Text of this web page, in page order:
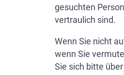
gesuchten
vertraulich sind.
Wenn Sie nicht
wenn Sie
Sie sich bitte